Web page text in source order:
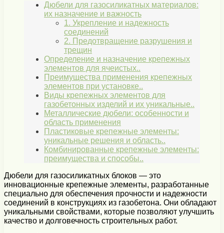
Дюбели для газосиликатных материалов:
их назначение и важность
1. Укрепление и надежность
соединений
2. Предотвращение разрушения и
трещин
Определение и назначение крепежных
элементов для ячеистых..
Преимущества применения крепежных
элементов при установке..
Виды крепежных элементов для
газобетонных изделий и их уникальные..
Металлические дюбели: особенности и
область применения
Пластиковые крепежные элементы:
уникальные решения и область..
Комбинированные крепежные элементы:
преимущества и способы..
Дюбели для газосиликатных блоков — это
инновационные крепежные элементы, разработанные
специально для обеспечения прочности и надежности
соединений в конструкциях из газобетона. Они обладают
уникальными свойствами, которые позволяют улучшить
качество и долговечность строительных работ.